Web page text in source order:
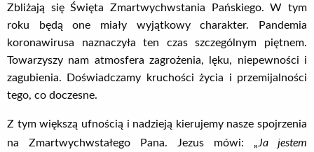
Zbliżają się Święta Zmartwychwstania Pańskiego. W tym
roku będą one miały wyjątkowy charakter. Pandemia
koronawirusa naznaczyła ten czas szczególnym piętnem.
Towarzyszy nam atmosfera zagrożenia, lęku, niepewności i
zagubienia. Doświadczamy kruchości życia i przemijalności
tego, co doczesne.
Z tym większą ufnością i nadzieją kierujemy nasze spojrzenia
na Zmartwychwstałego Pana. Jezus mówi: „ Ja jestem